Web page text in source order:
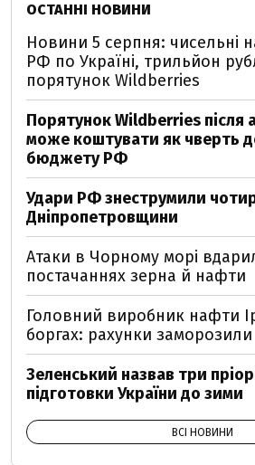
ОСТАННІ НОВИНИ
Новини 5 серпня: чисельні
РФ по Україні, трильйон
порятунок Wildberries
Порятунок Wildberries після
може коштувати як чверть
бюджету РФ
Удари РФ знеструмили
Дніпропетровщини
Атаки в Чорному морі
постачаннях зерна й нафти
Головний виробник нафти
боргах: рахунки заморозили
Зеленський назвав три
підготовки України до зими
ВСІ НОВИНИ